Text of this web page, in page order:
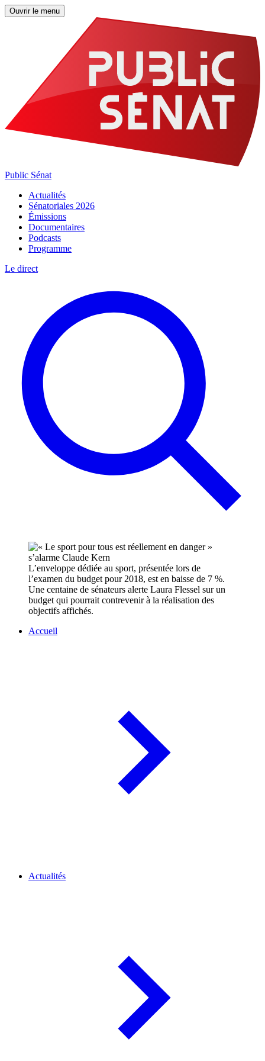
Ouvrir le menu
Public Sénat
Actualités
Sénatoriales 2026
Émissions
Documentaires
Podcasts
Programme
Le direct
L’enveloppe dédiée au sport, présentée lors de
l’examen du budget pour 2018, est en baisse de 7 %.
Une centaine de sénateurs alerte Laura Flessel sur un
budget qui pourrait contrevenir à la réalisation des
objectifs affichés.
Accueil
Actualités